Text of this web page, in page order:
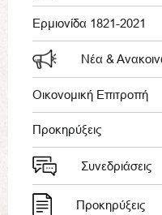
Ερμιονίδα 1821-2021
Νέα &
Οικονομική Επιτροπή
Προκηρύξεις
Συνεδριάσεις
Προκηρύξεις